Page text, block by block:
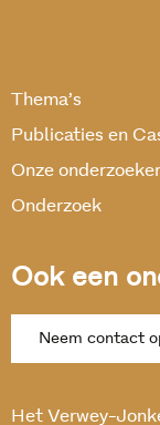
Thema’s
Publicaties en
Onze
Onderzoek
Ook een
Neem contact
Het Verwey-